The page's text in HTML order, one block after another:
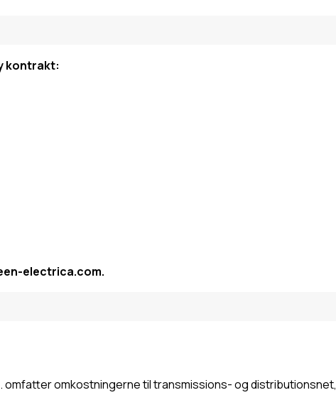
kontrakt:
electrica.com.
omkostningerne til transmissions- og distributionsnet,